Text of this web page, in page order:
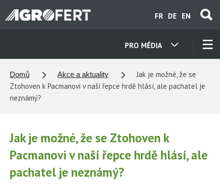
EN
DE
FR
PRO MÉDIA
KONTAKTY
KARIÉRA
Domů Akce a aktuality
Jak je možné, že se
Ztohoven k Pacmanovi v naší řepce hrdě hlásí, ale pachatel je
neznámý?
Jak je možné, že se Ztohoven k
Pacmanovi v naší řepce hrdě hlásí, ale
pachatel je neznámý?